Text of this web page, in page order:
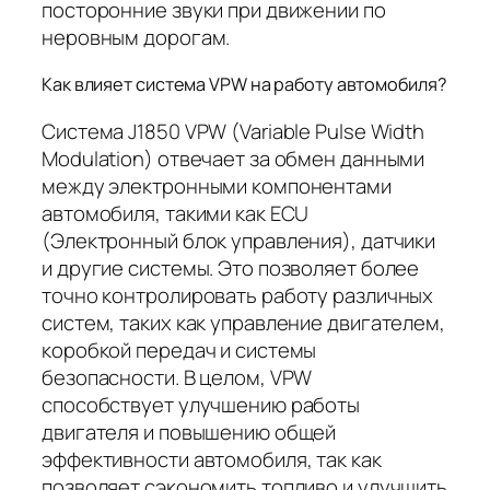
посторонние звуки при движении по
неровным дорогам.
Как влияет система VPW на работу автомобиля?
Система J1850 VPW (Variable Pulse Width
Modulation) отвечает за обмен данными
между электронными компонентами
автомобиля, такими как ECU
(Электронный блок управления), датчики
и другие системы. Это позволяет более
точно контролировать работу различных
систем, таких как управление двигателем,
коробкой передач и системы
безопасности. В целом, VPW
способствует улучшению работы
двигателя и повышению общей
эффективности автомобиля, так как